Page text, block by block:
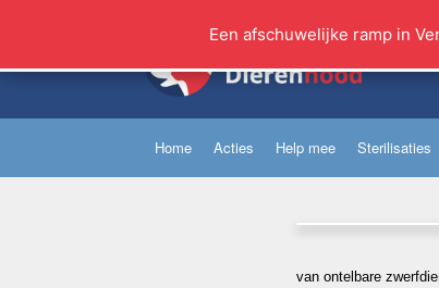
inhoud
Home Acties Help mee Sterilisaties
van ontelbare
Een afschuwelijke ramp in